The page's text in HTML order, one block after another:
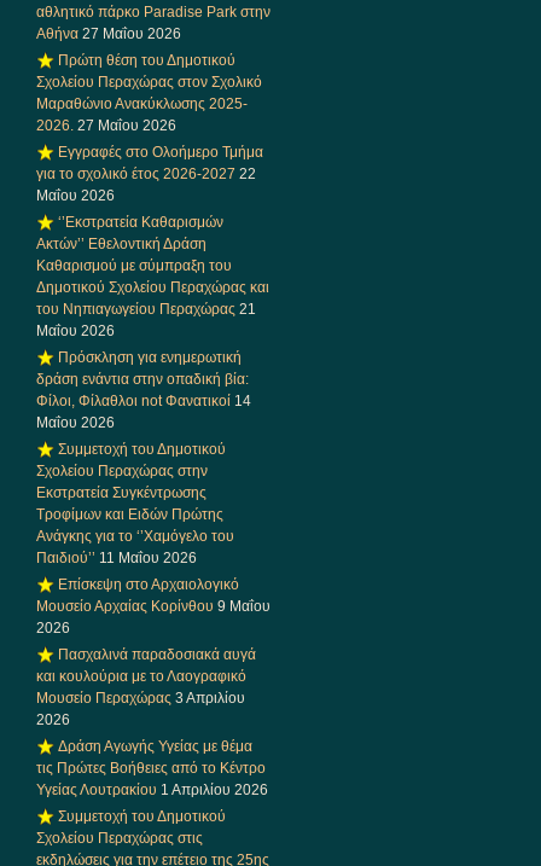
αθλητικό πάρκο Paradise Park στην
Αθήνα 27 Μαΐου 2026
Πρώτη θέση του Δημοτικού
Σχολείου Περαχώρας στον Σχολικό
Μαραθώνιο Ανακύκλωσης 2025-
2026. 27 Μαΐου 2026
Εγγραφές στο Ολοήμερο Τμήμα
για το σχολικό έτος 2026-2027 22
Μαΐου 2026
‘’Εκστρατεία Καθαρισμών
Ακτών’’ Εθελοντική Δράση
Καθαρισμού με σύμπραξη του
Δημοτικού Σχολείου Περαχώρας και
του Νηπιαγωγείου Περαχώρας 21
Μαΐου 2026
Πρόσκληση για ενημερωτική
δράση ενάντια στην οπαδική βία:
Φίλοι, Φίλαθλοι not Φανατικοί 14
Μαΐου 2026
Συμμετοχή του Δημοτικού
Σχολείου Περαχώρας στην
Εκστρατεία Συγκέντρωσης
Τροφίμων και Ειδών Πρώτης
Ανάγκης για το ‘’Χαμόγελο του
Παιδιού’’ 11 Μαΐου 2026
Επίσκεψη στο Αρχαιολογικό
Μουσείο Αρχαίας Κορίνθου 9 Μαΐου
2026
Πασχαλινά παραδοσιακά αυγά
και κουλούρια με το Λαογραφικό
Μουσείο Περαχώρας 3 Απριλίου
2026
Δράση Αγωγής Υγείας με θέμα
τις Πρώτες Βοήθειες από το Κέντρο
Υγείας Λουτρακίου 1 Απριλίου 2026
Συμμετοχή του Δημοτικού
Σχολείου Περαχώρας στις
εκδηλώσεις για την επέτειο της 25ης